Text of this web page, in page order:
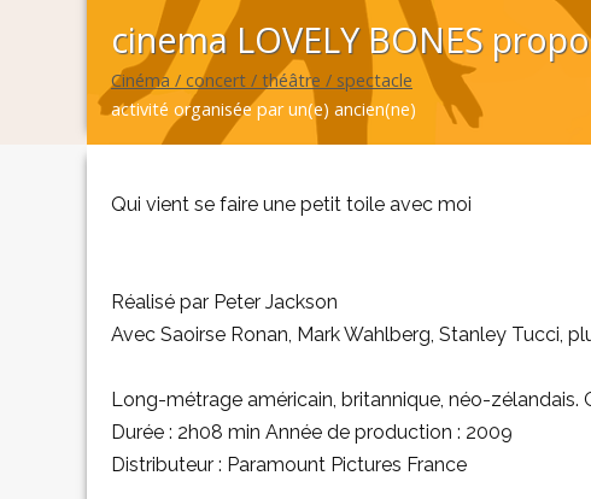
cinema LOVELY BONES
Cinéma / concert / théâtre / spectacle
activité organisée par un(e) ancien(ne)
Qui vient se faire une petit toile avec moi
Réalisé par Peter Jackson
Avec Saoirse Ronan, Mark Wahlberg, Stanley Tucci,
Long-métrage américain, britannique, néo-zélandais.
Durée : 2h08 min Année de production : 2009
Distributeur : Paramount Pictures France